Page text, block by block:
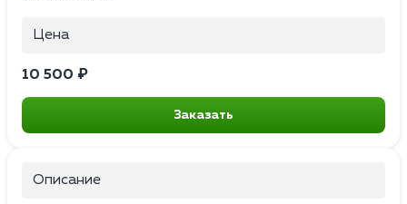
Цена
10 500 ₽
Заказать
Описание